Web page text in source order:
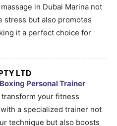
in Dubai Marina not
stress but also promotes
it a perfect choice for
LTD
Boxing Personal Trainer
your fitness
a specialized trainer not
technique but also boosts